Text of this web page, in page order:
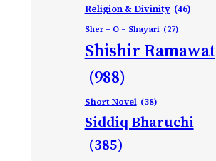
Religion & Divinity (46)
Sher – O – Shayari (27)
Shishir Ramawat
(988)
Short Novel (38)
Siddiq Bharuchi
(385)